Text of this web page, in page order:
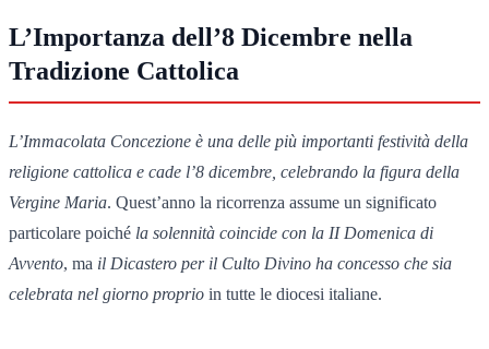
L’Importanza dell’8 Dicembre nella
Tradizione Cattolica
L’Immacolata Concezione è una delle più importanti festività della
religione cattolica e cade l’8 dicembre, celebrando la figura della
Vergine Maria. Quest’anno la ricorrenza assume un significato
particolare poiché la solennità coincide con la II Domenica di
Avvento, ma il Dicastero per il Culto Divino ha concesso che sia
celebrata nel giorno proprio in tutte le diocesi italiane.